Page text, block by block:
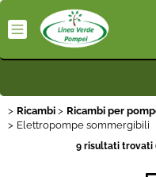
Ricambi
Ricambi per
Elettropompe sommergibili
9 risultati trovati